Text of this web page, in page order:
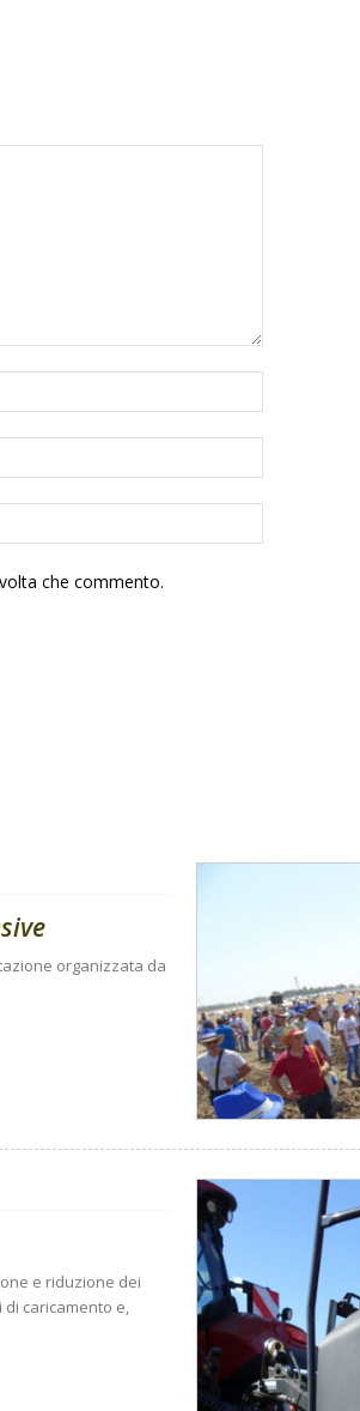
che commento.
organizzata da
e riduzione dei
caricamento e,